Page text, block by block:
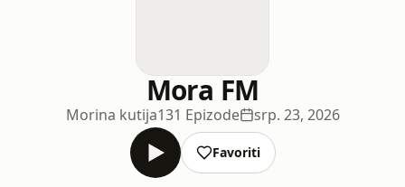
Mora FM
Morina kutija131 Epizode srp. 23, 2026
Favoriti